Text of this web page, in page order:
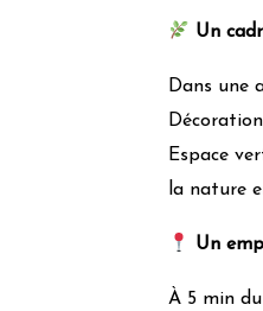
Produits
Tri papier
Verre
Un
Dans une
Espace
la nature
Un
À 5 min